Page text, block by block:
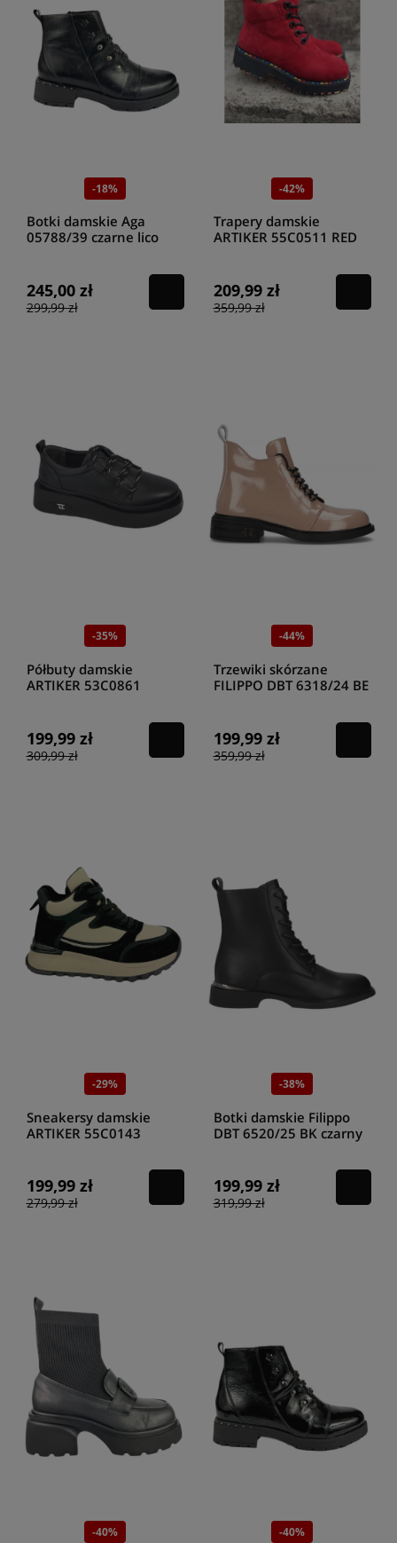
-18%
Botki damskie Aga
05788/39 czarne lico
245,00 zł
299,99 zł
-42%
Trapery damskie
ARTIKER 55C0511 RED
209,99 zł
359,99 zł
-35%
Półbuty damskie
ARTIKER 53C0861
199,99 zł
309,99 zł
-44%
Trzewiki skórzane
FILIPPO DBT 6318/24 BE
199,99 zł
359,99 zł
-29%
Sneakersy damskie
ARTIKER 55C0143
199,99 zł
279,99 zł
-38%
Botki damskie Filippo
DBT 6520/25 BK czarny
199,99 zł
319,99 zł
-40% -40%